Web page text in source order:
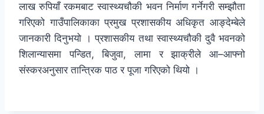
लाख रुपियाँ रकमबाट स्वास्थ्यचौकी भवन निर्माण गर्नेगरी सम्झौता
गरिएको गाउँपालिकाका प्रमुख प्रशासकीय अधिकृत आङ्देम्बेले
जानकारी दिनुभयो । प्रशासकीय तथा स्वास्थ्यचौकी दुवै भवनको
शिलान्यासमा पन्डित, बिजुवा, लामा र झाक्रीले आ–आफ्नो
संस्करअनुसार तान्त्रिक पाठ र पूजा गरिएको थियो ।